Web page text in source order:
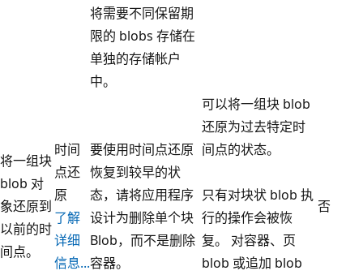
将需要不同保留期
限的 blobs 存储在
单独的存储帐户
中。
将一组块
blob 对
象还原到
以前的时
间点。
时间
点还
原
了解
详细
信息...
要使用时间点还原
恢复到较早的状
态，请将应用程序
设计为删除单个块
Blob，而不是删除
容器。
可以将一组块 blob
还原为过去特定时
间点的状态。
只有对块状 blob 执
行的操作会被恢
复。 对容器、页
blob 或追加 blob
否